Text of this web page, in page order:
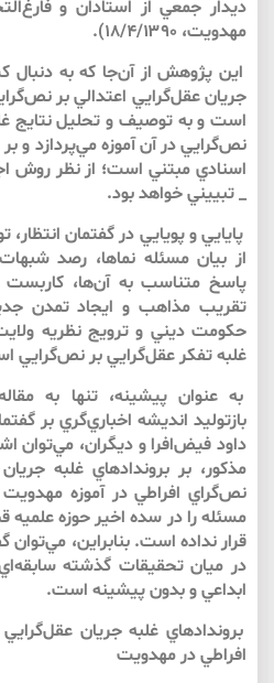
ديدار جمعي از استادان و
مهدويت، ۱۸/۴/۱۳۹۰).
اين پژوهش از آن‌جا كه به دنبال
جريان عقل‌‌گرايي اعتدالي بر
است و به توصيف و تحليل نتايج
نص‌‌گرايي در آن آموزه مي‌پردازد و
اسنادي مبتني است؛ از نظر روش
_ تبييني خواهد بود.
پايايي و پويايي در گفتمان
از بيان مسئله نماها، رصد
پاسخ متناسب به آن‌ها،
تقريب مذاهب و ايجاد تمدن
حكومت ديني و ترويج نظريه
غلبه تفكر عقل‌‌گرايي بر نص‌‌گرايي
به عنوان پيشينه، تنها به
بازتوليد انديشه اخباري‌گري بر
داود فيض‌‌افرا و ديگران، مي‌‌توان
مذكور، بر بروندادهاي غلبه
نص‌‌گراي افراطي در آموزه
مسئله را در سده اخير حوزه
قرار نداده است. بنابراين،
در ميان تحقيقات گذشته
ابداعي و بدون پيشينه است.
بروندادهاي غلبه جريان
افراطي در مهدويت